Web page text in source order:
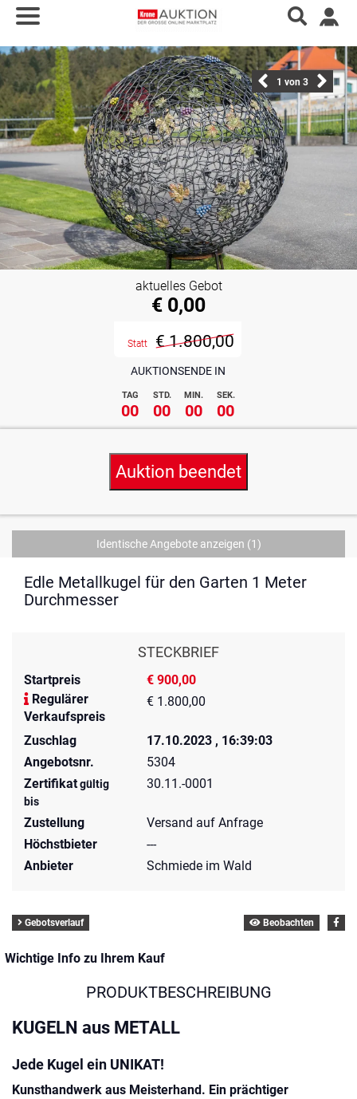
1 von 3
AUKTIONSENDE IN
TAG STD. MIN. SEK.
00 00 00 00
aktuelles Gebot
€ 0,00
Statt € 1.800,00
Auktion beendet
Identische Angebote anzeigen (1)
Edle Metallkugel für den Garten 1 Meter
Durchmesser
STECKBRIEF
Startpreis
€ 900,00
Regulärer
Verkaufspreis
€ 1.800,00
Zuschlag
17.10.2023 , 16:39:03
Angebotsnr.
5304
Zertifikatgültig
bis
30.11.-0001
Zustellung
Versand auf Anfrage
Höchstbieter
---
Anbieter
Schmiede im Wald
Gebotsverlauf Beobachten
Wichtige Info zu Ihrem Kauf
PRODUKTBESCHREIBUNG
KUGELN aus METALL
Jede Kugel ein UNIKAT!
Kunsthandwerk aus Meisterhand. Ein prächtiger